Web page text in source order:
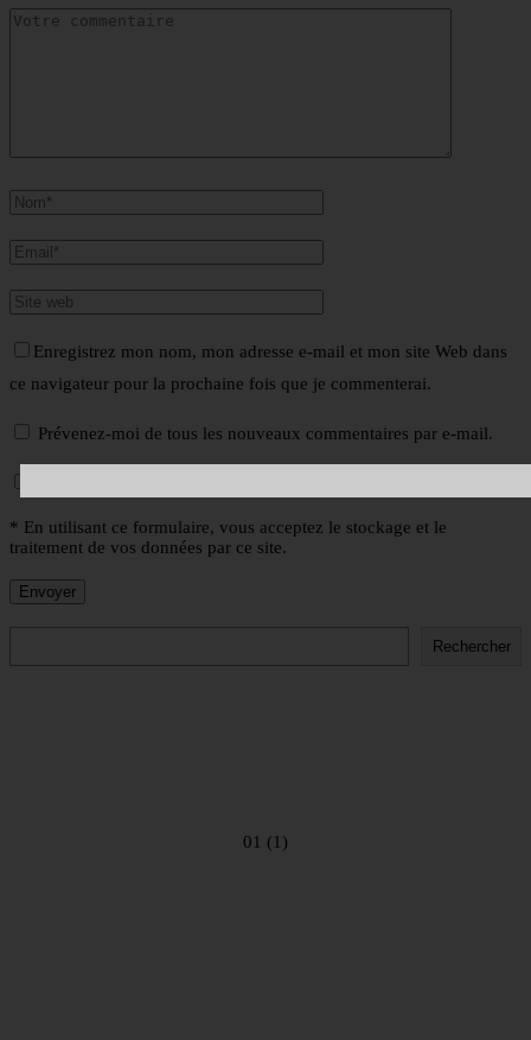
Enregistrez mon nom, mon adresse e-mail et mon site Web dans
ce navigateur pour la prochaine fois que je commenterai.
Prévenez-moi de tous les nouveaux commentaires par e-mail.
* En utilisant ce formulaire, vous acceptez le stockage et le
traitement de vos données par ce site.
Rechercher
01 (1)